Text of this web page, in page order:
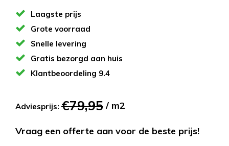
Laagste prijs
Grote voorraad
Snelle levering
Gratis bezorgd aan huis
Klantbeoordeling 9.4
Adviesprijs: €79,95 / m2
Vraag een offerte aan voor de beste prijs!